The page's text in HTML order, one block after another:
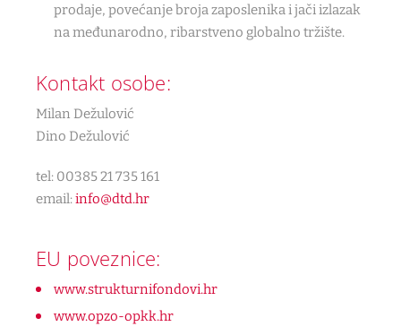
prodaje, povećanje broja zaposlenika i jači izlazak
na međunarodno, ribarstveno globalno tržište.
Kontakt osobe:
Milan Dežulović
Dino Dežulović
tel: 00385 21 735 161
email:info@dtd.hr
EU poveznice:
www.strukturnifondovi.hr
www.opzo-opkk.hr